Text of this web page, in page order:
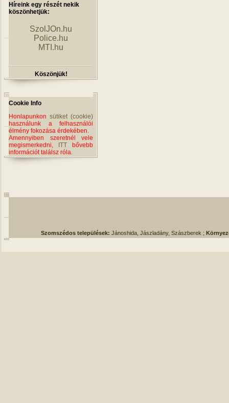
Híreink egy részét nekik
köszönhetjük:
SzolJOn.hu
Police.hu
MTI.hu
Köszönjük!
Cookie Info
Honlapunkon sütiket (cookie)
használunk a felhasználói
élmény fokozása érdekében.
Amennyiben szeretnél vele
megismerkedni,
ITT bővebb
információt találsz róla.
Szomszédos települések: Jánoshida, Jászladány, Szászberek ;